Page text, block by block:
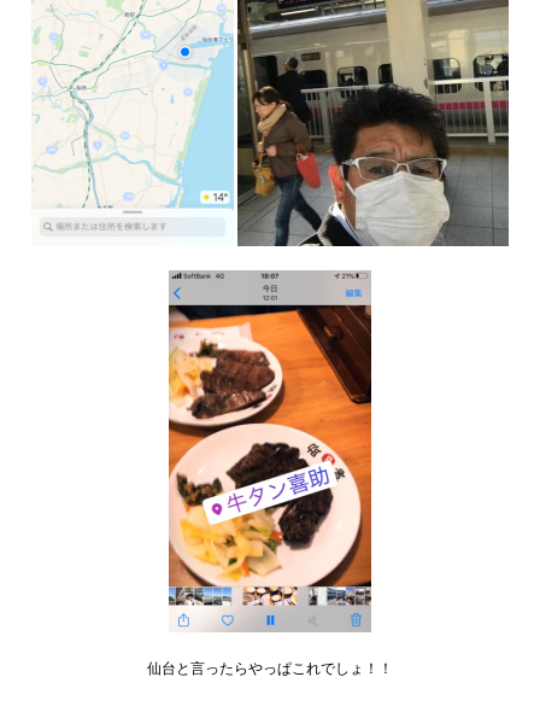
仙台と言ったらやっぱこれでしょ！！